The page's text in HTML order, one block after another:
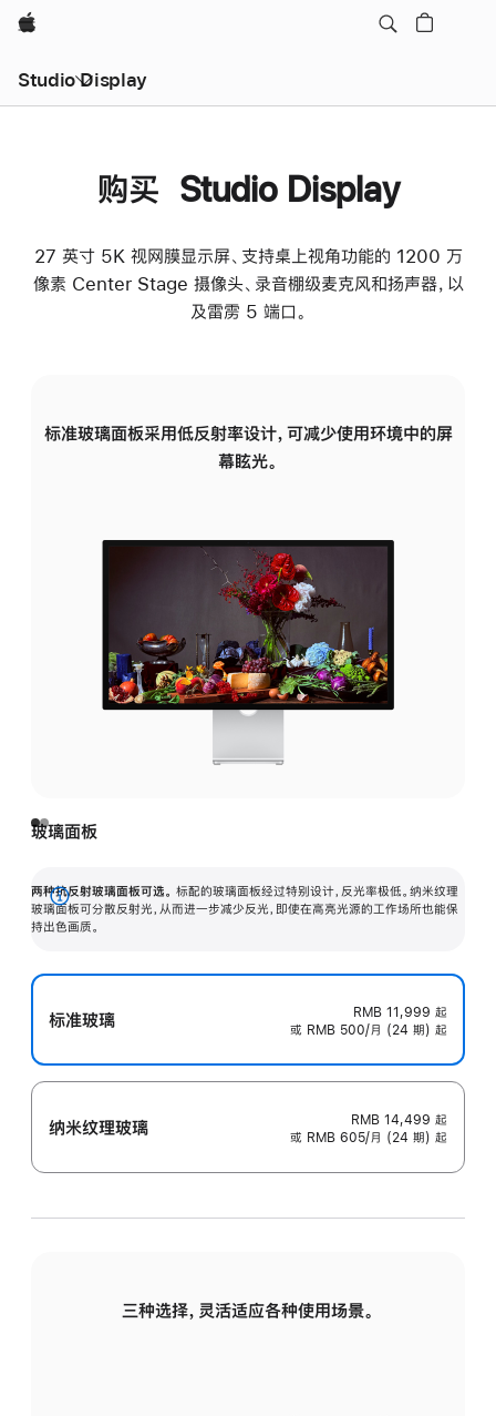
Apple
Studio Display
购买 Studio Display
27 英寸 5K 视网膜显示屏、支持桌上视角功能的 1200 万
像素 Center Stage 摄像头、录音棚级麦克风和扬声器，以
及雷雳 5 端口。
标准玻璃面板采用低反射率设计，可减少使用环境中的屏
幕眩光。
玻璃面板
两种抗反射玻璃面板可选。 标配的玻璃面板经过特别设计，反光率极低。纳米纹理
玻璃面板可分散反射光，从而进一步减少反光，即使在高亮光源的工作场所也能保
持出色画质。
展
开
标准玻璃 RMB 11,999 起
或 RMB 500/月 (24 期) 起
纳米纹理玻璃 RMB 14,499 起
或 RMB 605/月 (24 期) 起
三种选择，灵活适应各种使用场景。